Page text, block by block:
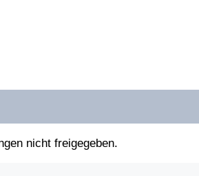
nicht freigegeben.